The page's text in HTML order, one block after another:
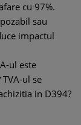
cu 97%.
sau
impactul
ul este
ul se
in D394?